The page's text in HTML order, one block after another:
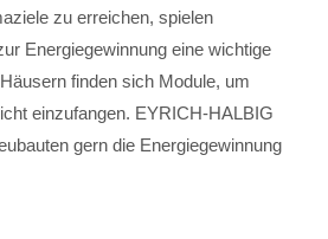
zu erreichen, spielen
Energiegewinnung eine wichtige
finden sich Module, um
einzufangen. EYRICH-HALBIG
gern die Energiegewinnung